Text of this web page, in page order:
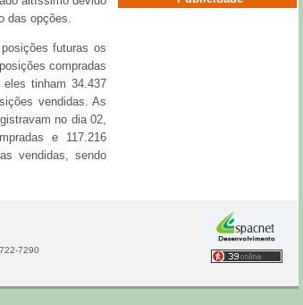
das opções.
futuras os
compradas
tinham 34.437
vendidas. As
no dia 02,
e 117.216
vendidas, sendo
diárias de
os comerciais
de alta indica a
o contratos de
Cotações por Cidades
Descrição Valor
Publicidade
7290